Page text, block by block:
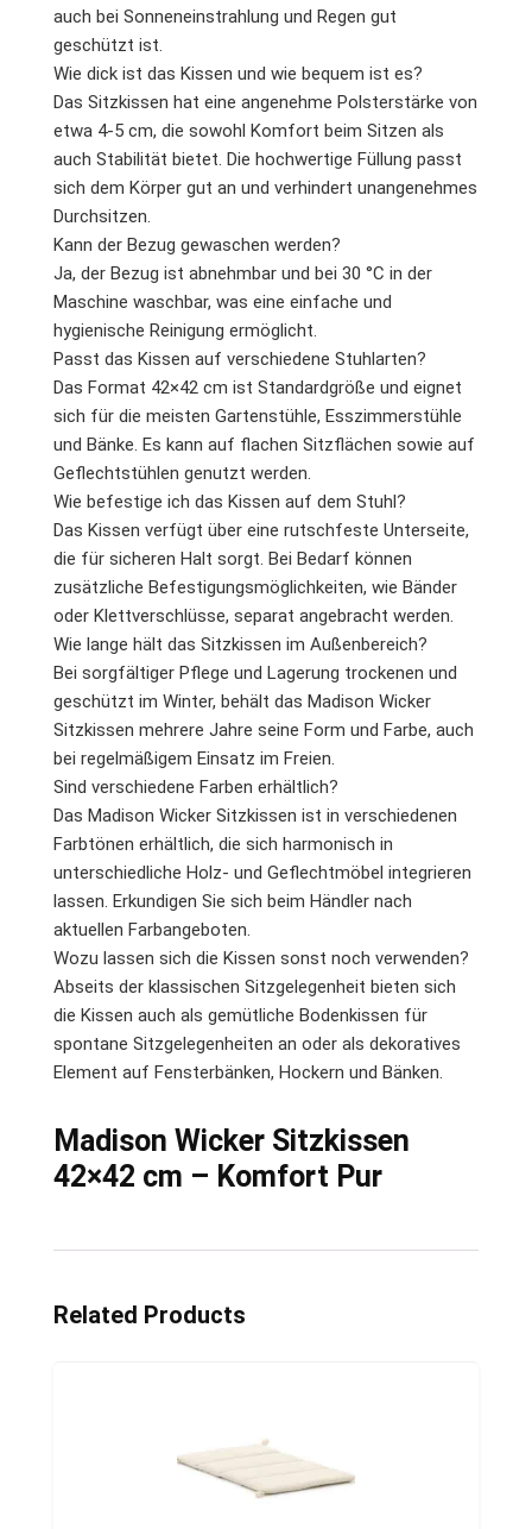
auch bei Sonneneinstrahlung und Regen gut
geschützt ist.
Wie dick ist das Kissen und wie bequem ist es?
Das Sitzkissen hat eine angenehme Polsterstärke von
etwa 4-5 cm, die sowohl Komfort beim Sitzen als
auch Stabilität bietet. Die hochwertige Füllung passt
sich dem Körper gut an und verhindert unangenehmes
Durchsitzen.
Kann der Bezug gewaschen werden?
Ja, der Bezug ist abnehmbar und bei 30 °C in der
Maschine waschbar, was eine einfache und
hygienische Reinigung ermöglicht.
Passt das Kissen auf verschiedene Stuhlarten?
Das Format 42×42 cm ist Standardgröße und eignet
sich für die meisten Gartenstühle, Esszimmerstühle
und Bänke. Es kann auf flachen Sitzflächen sowie auf
Geflechtstühlen genutzt werden.
Wie befestige ich das Kissen auf dem Stuhl?
Das Kissen verfügt über eine rutschfeste Unterseite,
die für sicheren Halt sorgt. Bei Bedarf können
zusätzliche Befestigungsmöglichkeiten, wie Bänder
oder Klettverschlüsse, separat angebracht werden.
Wie lange hält das Sitzkissen im Außenbereich?
Bei sorgfältiger Pflege und Lagerung trockenen und
geschützt im Winter, behält das Madison Wicker
Sitzkissen mehrere Jahre seine Form und Farbe, auch
bei regelmäßigem Einsatz im Freien.
Sind verschiedene Farben erhältlich?
Das Madison Wicker Sitzkissen ist in verschiedenen
Farbtönen erhältlich, die sich harmonisch in
unterschiedliche Holz- und Geflechtmöbel integrieren
lassen. Erkundigen Sie sich beim Händler nach
aktuellen Farbangeboten.
Wozu lassen sich die Kissen sonst noch verwenden?
Abseits der klassischen Sitzgelegenheit bieten sich
die Kissen auch als gemütliche Bodenkissen für
spontane Sitzgelegenheiten an oder als dekoratives
Element auf Fensterbänken, Hockern und Bänken.
Madison Wicker Sitzkissen
42×42 cm – Komfort Pur
Related Products